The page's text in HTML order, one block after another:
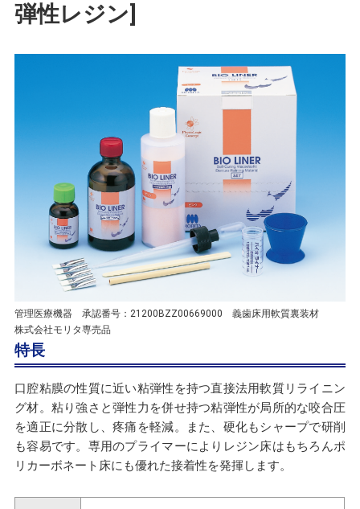
弾性レジン]
管理医療機器 承認番号：21200BZZ00669000 義歯床用軟質裏装材
株式会社モリタ専売品
特長
口腔粘膜の性質に近い粘弾性を持つ直接法用軟質リライニン
グ材。粘り強さと弾性力を併せ持つ粘弾性が局所的な咬合圧
を適正に分散し、疼痛を軽減。また、硬化もシャープで研削
も容易です。専用のプライマーによりレジン床はもちろんポ
リカーボネート床にも優れた接着性を発揮します。